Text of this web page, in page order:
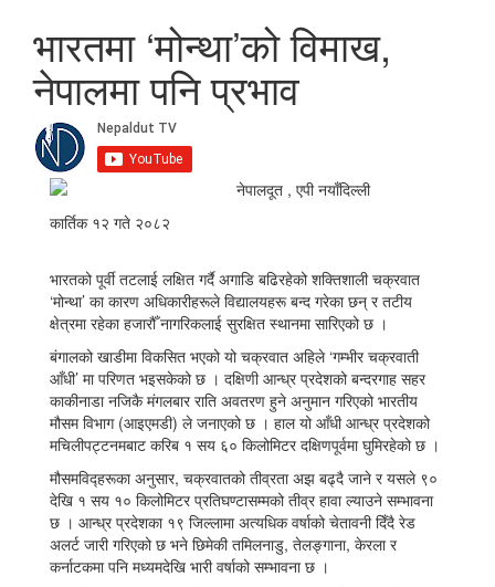
भारतमा ‘मोन्था’को विमाख,
नेपालमा पनि प्रभाव
नेपालदूत , एपी नयाँदिल्ली
कार्तिक १२ गते २०८२
भारतको पूर्वी तटलाई लक्षित गर्दै अगाडि बढिरहेको शक्तिशाली चक्रवात
‘मोन्था’ का कारण अधिकारीहरूले विद्यालयहरू बन्द गरेका छन् र तटीय
क्षेत्रमा रहेका हजारौँ नागरिकलाई सुरक्षित स्थानमा सारिएको छ ।
बंगालको खाडीमा विकसित भएको यो चक्रवात अहिले ‘गम्भीर चक्रवाती
आँधी’ मा परिणत भइसकेको छ । दक्षिणी आन्ध्र प्रदेशको बन्दरगाह सहर
काकीनाडा नजिकै मंगलबार राति अवतरण हुने अनुमान गरिएको भारतीय
मौसम विभाग (आइएमडी) ले जनाएको छ । हाल यो आँधी आन्ध्र प्रदेशको
मचिलीपट्टनमबाट करिब १ सय ६० किलोमिटर दक्षिणपूर्वमा घुमिरहेको छ ।
मौसमविद्हरूका अनुसार, चक्रवातको तीव्रता अझ बढ्दै जाने र यसले ९०
देखि १ सय १० किलोमिटर प्रतिघण्टासम्मको तीव्र हावा ल्याउने सम्भावना
छ । आन्ध्र प्रदेशका १९ जिल्लामा अत्यधिक वर्षाको चेतावनी दिँदै रेड
अलर्ट जारी गरिएको छ भने छिमेकी तमिलनाडु, तेलङ्गाना, केरला र
कर्नाटकमा पनि मध्यमदेखि भारी वर्षाको सम्भावना छ ।